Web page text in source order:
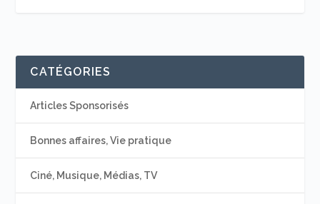
CATÉGORIES
Articles Sponsorisés
Bonnes affaires, Vie pratique
Ciné, Musique, Médias, TV